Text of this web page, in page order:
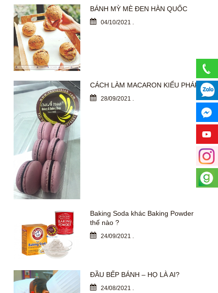
BÁNH MỲ MÈ ĐEN HÀN QUỐC
04/10/2021 .
CÁCH LÀM MACARON KIỂU PHÁP
28/09/2021 .
Baking Soda khác Baking Powder
thế nào ?
24/09/2021
ĐẦU BẾP BÁNH – HỌ LÀ AI?
24/08/2021 .